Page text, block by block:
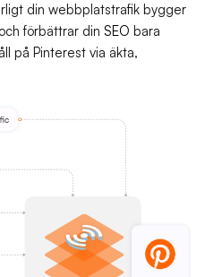
din webbplatstrafik bygger
förbättrar din SEO bara
på Pinterest via äkta,